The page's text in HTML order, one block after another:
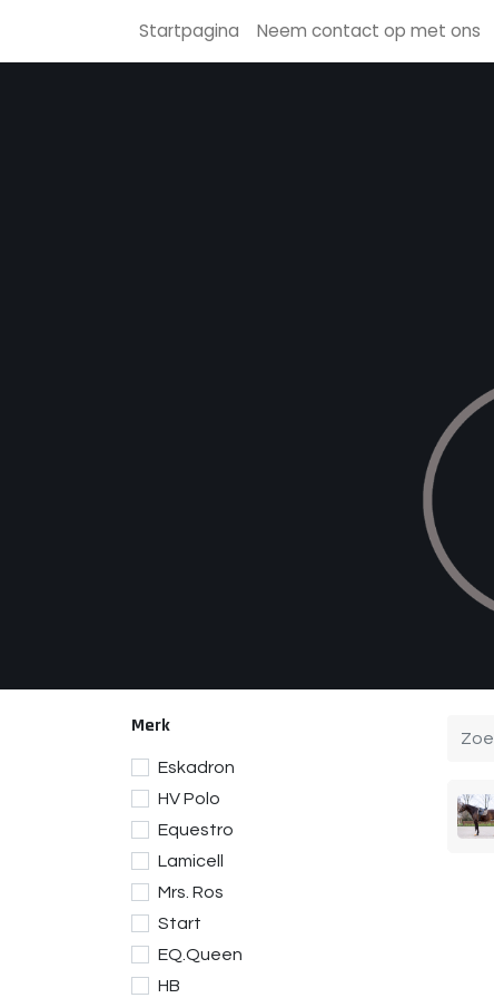
Startpagina Neem contact op met ons
Merk
Eskadron
HV Polo
Equestro
Lamicell
Mrs. Ros
Start
EQ.Queen
HB